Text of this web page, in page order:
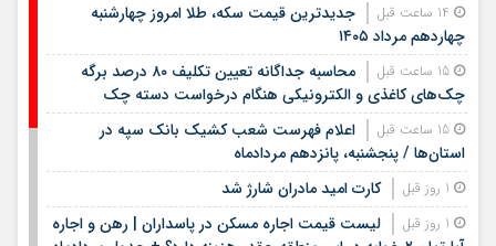
جدیدترین قیمت سکه، طلا امروز چهارشنبه
چهاردهم مرداد ۱۴۰۵
محاسبه جداگانه تعیین تکلیف ۸۰ درصد برگه
چک‌های کاغذی و الکترونیکی هنگام درخواست دسته چک
اعلام فهرست شعب کشیک بانک سپه در
استان‌ها / پنجشنبه، پانزدهم مردادماه
کارت امید مادران شارژ شد
لیست قیمت اجاره مسکن در پاسداران | رهن و اجاره